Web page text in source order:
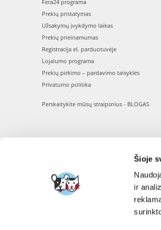
Šioje
ir
Fera24 programa
Prekių pristatymas
Užsakymų įvykdymo laikas
Prekių prieinamumas
Registracija el. parduotuvėje
Lojalumo programa
Prekių pirkimo – pardavimo taisyklės
Privatumo politika
Perskaitykite mūsų straipsnius - BLOGAS